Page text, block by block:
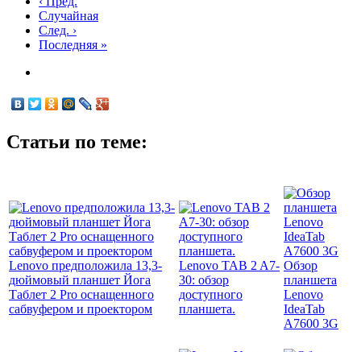
Случайная
След. ›
Последняя »
Статьи по теме:
Lenovo предположила 13,3-
дюймовый планшет Йога
Таблет 2 Pro оснащенного
сабвуфером и проектором
Lenovo TAB 2 A7-
30: обзор
доступного
планшета.
Обзор
планшета
Lenovo
IdeaTab
A7600 3G